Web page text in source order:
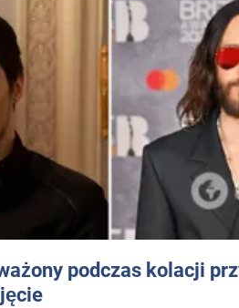
podczas kolacji